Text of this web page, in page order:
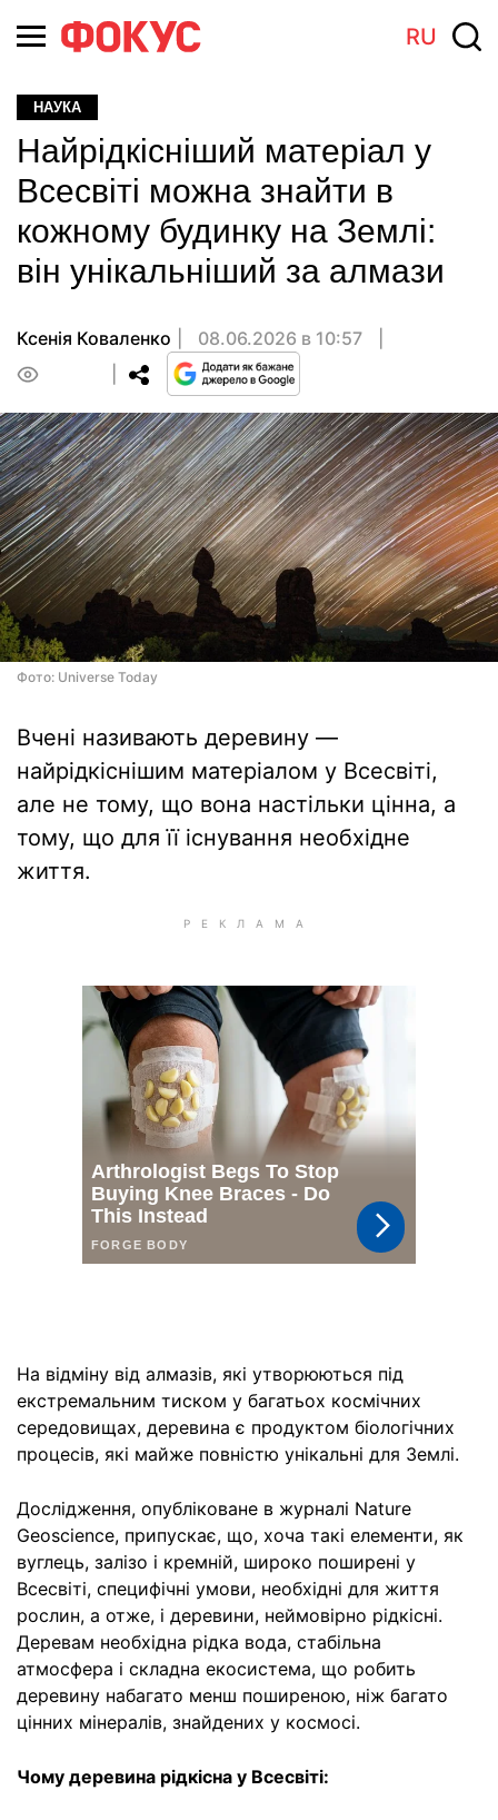
RU
НАУКА
Найрідкісніший матеріал у
Всесвіті можна знайти в
кожному будинку на Землі:
він унікальніший за алмази
Ксенія Коваленко
08.06.2026 в 10:57
Фото: Universe Today
Вчені називають деревину —
найрідкіснішим матеріалом у Всесвіті,
але не тому, що вона настільки цінна, а
тому, що для її існування необхідне
життя.
На відміну від алмазів, які утворюються під
екстремальним тиском у багатьох космічних
середовищах, деревина є продуктом біологічних
процесів, які майже повністю унікальні для Землі.
Дослідження, опубліковане в журналі Nature
Geoscience, припускає, що, хоча такі елементи, як
вуглець, залізо і кремній, широко поширені у
Всесвіті, специфічні умови, необхідні для життя
рослин, а отже, і деревини, неймовірно рідкісні.
Деревам необхідна рідка вода, стабільна
атмосфера і складна екосистема, що робить
деревину набагато менш поширеною, ніж багато
цінних мінералів, знайдених у космосі.
Чому деревина рідкісна у Всесвіті: